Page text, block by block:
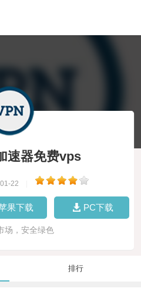
速器免费vps
22
果下载 PC下载
场，安全绿色
排行